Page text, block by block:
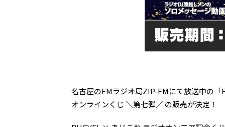
名古屋のFMラジオ局ZIP-FMにて放送中の「
オンラインくじ ＼第七弾／ の販売が決定！